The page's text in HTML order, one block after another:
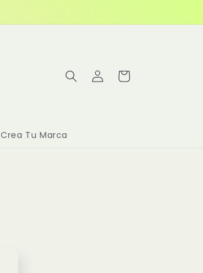
Crea Tu Marca
登
入
物